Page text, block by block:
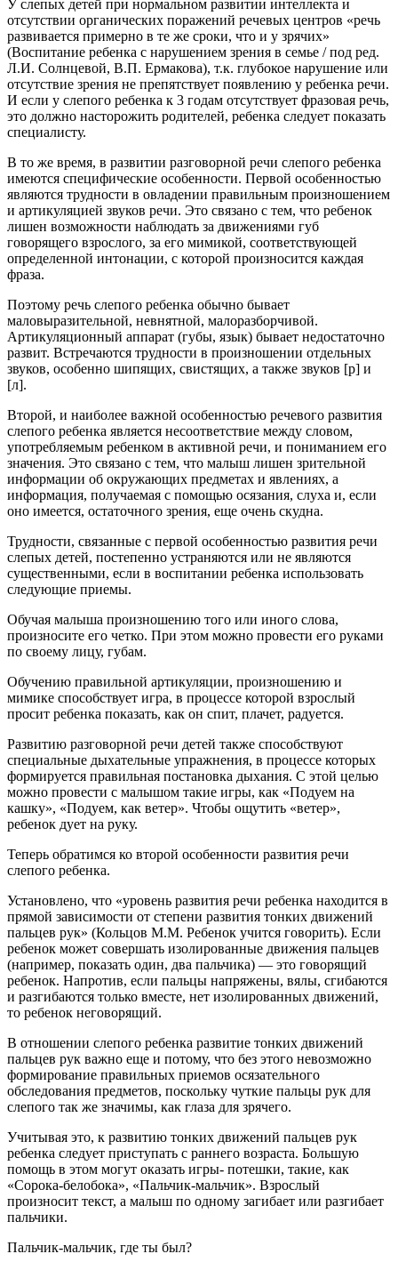
У слепых детей при нормальном развитии интеллекта и
отсутствии органических поражений речевых центров «речь
развивается примерно в те же сроки, что и у зрячих»
(Воспитание ребенка с нарушением зрения в семье / под ред.
Л.И. Солнцевой, В.П. Ермакова), т.к. глубокое нарушение или
отсутствие зрения не препятствует появлению у ребенка речи.
И если у слепого ребенка к 3 годам отсутствует фразовая речь,
это должно насторожить родителей, ребенка следует показать
специалисту.
В то же время, в развитии разговорной речи слепого ребенка
имеются специфические особенности. Первой особенностью
являются трудности в овладении правильным произношением
и артикуляцией звуков речи. Это связано с тем, что ребенок
лишен возможности наблюдать за движениями губ
говорящего взрослого, за его мимикой, соответствующей
определенной интонации, с которой произносится каждая
фраза.
Поэтому речь слепого ребенка обычно бывает
маловыразительной, невнятной, малоразборчивой.
Артикуляционный аппарат (губы, язык) бывает недостаточно
развит. Встречаются трудности в произношении отдельных
звуков, особенно шипящих, свистящих, а также звуков [р] и
[л].
Второй, и наиболее важной особенностью речевого развития
слепого ребенка является несоответствие между словом,
употребляемым ребенком в активной речи, и пониманием его
значения. Это связано с тем, что малыш лишен зрительной
информации об окружающих предметах и явлениях, а
информация, получаемая с помощью осязания, слуха и, если
оно имеется, остаточного зрения, еще очень скудна.
Трудности, связанные с первой особенностью развития речи
слепых детей, постепенно устраняются или не являются
существенными, если в воспитании ребенка использовать
следующие приемы.
Обучая малыша произношению того или иного слова,
произносите его четко. При этом можно провести его руками
по своему лицу, губам.
Обучению правильной артикуляции, произношению и
мимике способствует игра, в процессе которой взрослый
просит ребенка показать, как он спит, плачет, радуется.
Развитию разговорной речи детей также способствуют
специальные дыхательные упражнения, в процессе которых
формируется правильная постановка дыхания. С этой целью
можно провести с малышом такие игры, как «Подуем на
кашку», «Подуем, как ветер». Чтобы ощутить «ветер»,
ребенок дует на руку.
Теперь обратимся ко второй особенности развития речи
слепого ребенка.
Установлено, что «уровень развития речи ребенка находится в
прямой зависимости от степени развития тонких движений
пальцев рук» (Кольцов М.М. Ребенок учится говорить). Если
ребенок может совершать изолированные движения пальцев
(например, показать один, два пальчика) — это говорящий
ребенок. Напротив, если пальцы напряжены, вялы, сгибаются
и разгибаются только вместе, нет изолированных движений,
то ребенок неговорящий.
В отношении слепого ребенка развитие тонких движений
пальцев рук важно еще и потому, что без этого невозможно
формирование правильных приемов осязательного
обследования предметов, поскольку чуткие пальцы рук для
слепого так же значимы, как глаза для зрячего.
Учитывая это, к развитию тонких движений пальцев рук
ребенка следует приступать с раннего возраста. Большую
помощь в этом могут оказать игры- потешки, такие, как
«Сорока-белобока», «Пальчик-мальчик». Взрослый
произносит текст, а малыш по одному загибает или разгибает
пальчики.
Пальчик-мальчик, где ты был?